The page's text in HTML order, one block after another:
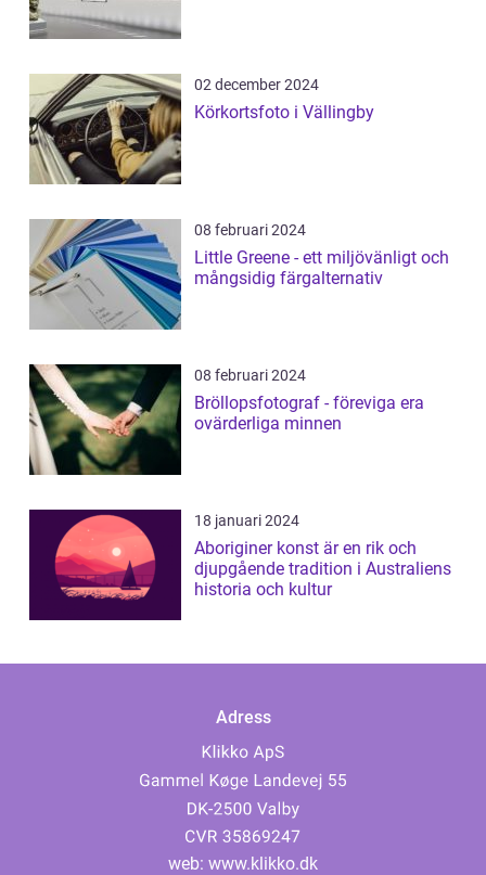
02 december 2024
Körkortsfoto i Vällingby
08 februari 2024
Little Greene - ett miljövänligt och
mångsidig färgalternativ
08 februari 2024
Bröllopsfotograf - föreviga era
ovärderliga minnen
18 januari 2024
Aboriginer konst är en rik och
djupgående tradition i Australiens
historia och kultur
Adress
web: www.klikko.dk